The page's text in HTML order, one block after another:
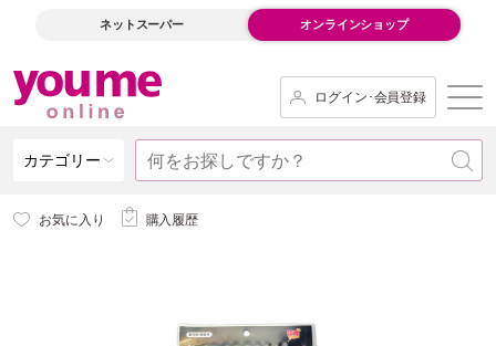
ネットスーパー オンラインショップ
ログイン･会員登録
カテゴリー
お気に入り 購入履歴